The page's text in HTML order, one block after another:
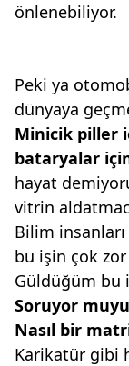
önlenebiliyor.
Peki ya
dünyaya
Minicik piller
bataryalar
hayat
vitrin
Bilim insanları
bu işin çok
Güldüğüm bu
Soruyor
Nasıl bir
Karikatür gibi